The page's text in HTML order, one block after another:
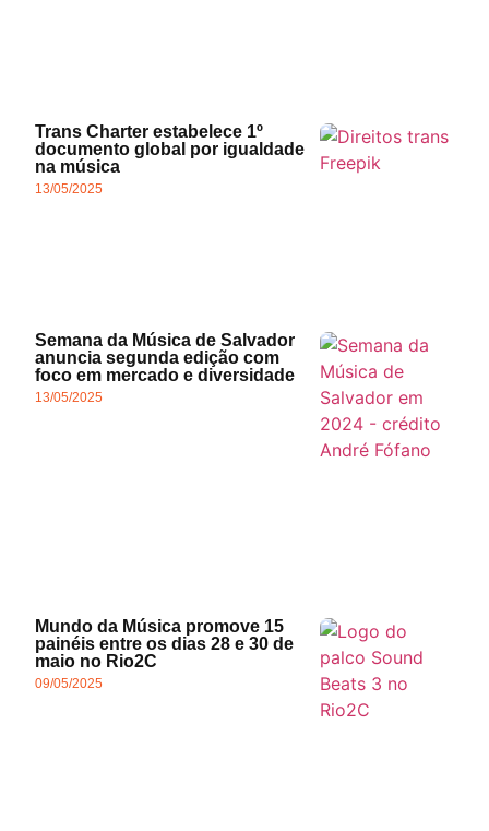
Trans Charter estabelece 1º
documento global por igualdade
na música
13/05/2025
Semana da Música de Salvador
anuncia segunda edição com
foco em mercado e diversidade
13/05/2025
Mundo da Música promove 15
painéis entre os dias 28 e 30 de
maio no Rio2C
09/05/2025